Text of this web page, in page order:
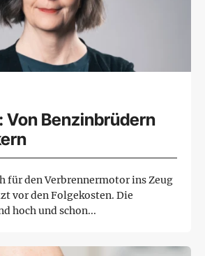
Von Benzinbrüdern
für den Verbrennermotor ins Zeug
vor den Folgekosten. Die
hoch und schon...